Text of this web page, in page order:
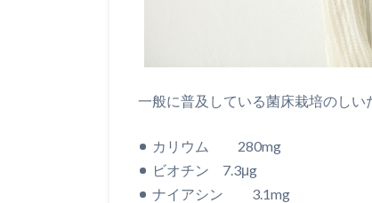
一般に普及している菌床栽培のしい
カリウム 280mg
ビオチン 7.3μg
ナイアシン 3.1mg